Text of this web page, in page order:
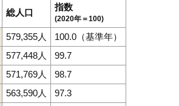
総人口
指数
(2020年＝100)
579,355人
100.0（基準年）
577,448人
99.7
571,769人
98.7
563,590人
97.3